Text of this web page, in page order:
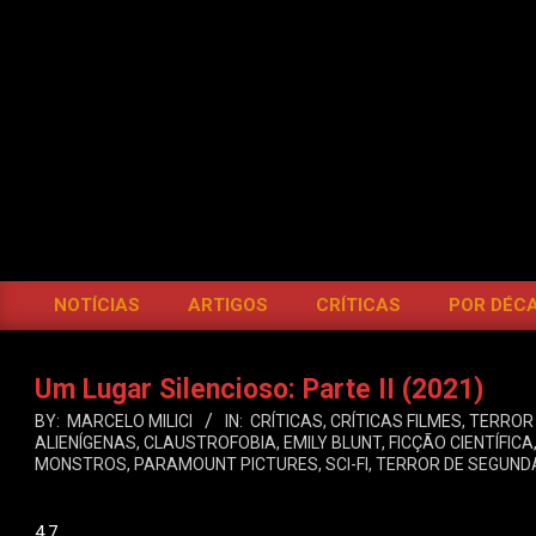
Primary
Menu
NOTÍCIAS ARTIGOS CRÍTICAS POR
Um Lugar Silencioso: Parte II (2021)
BY: MARCELO MILICI IN: CRÍTICAS, CRÍTICAS FILMES,
ALIENÍGENAS, CLAUSTROFOBIA, EMILY BLUNT, FICÇÃO CIENTÍFICA,
MONSTROS, PARAMOUNT PICTURES, SCI-FI, TERROR DE